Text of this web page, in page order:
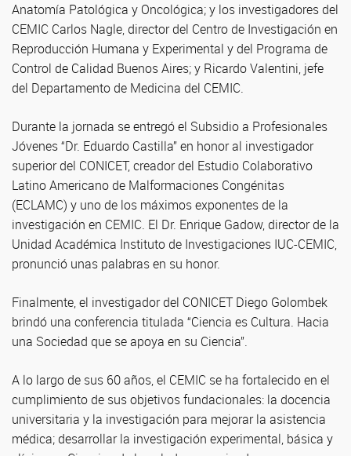
Anatomía Patológica y Oncológica; y los investigadores del
CEMIC Carlos Nagle, director del Centro de Investigación en
Reproducción Humana y Experimental y del Programa de
Control de Calidad Buenos Aires; y Ricardo Valentini, jefe
del Departamento de Medicina del CEMIC.
Durante la jornada se entregó el Subsidio a Profesionales
Jóvenes “Dr. Eduardo Castilla” en honor al investigador
superior del CONICET, creador del Estudio Colaborativo
Latino Americano de Malformaciones Congénitas
(ECLAMC) y uno de los máximos exponentes de la
investigación en CEMIC. El Dr. Enrique Gadow, director de la
Unidad Académica Instituto de Investigaciones IUC-CEMIC,
pronunció unas palabras en su honor.
Finalmente, el investigador del CONICET Diego Golombek
brindó una conferencia titulada “Ciencia es Cultura. Hacia
una Sociedad que se apoya en su Ciencia”.
A lo largo de sus 60 años, el CEMIC se ha fortalecido en el
cumplimiento de sus objetivos fundacionales: la docencia
universitaria y la investigación para mejorar la asistencia
médica; desarrollar la investigación experimental, básica y